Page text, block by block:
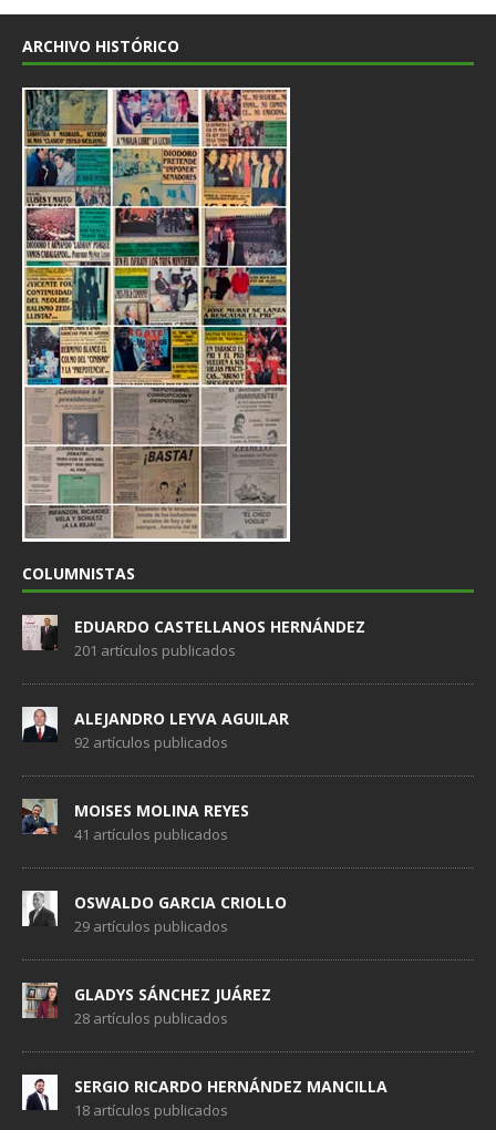
ARCHIVO HISTÓRICO
COLUMNISTAS
EDUARDO CASTELLANOS HERNÁNDEZ
201 artículos publicados
ALEJANDRO LEYVA AGUILAR
92 artículos publicados
MOISES MOLINA REYES
41 artículos publicados
OSWALDO GARCIA CRIOLLO
29 artículos publicados
GLADYS SÁNCHEZ JUÁREZ
28 artículos publicados
SERGIO RICARDO HERNÁNDEZ MANCILLA
18 artículos publicados